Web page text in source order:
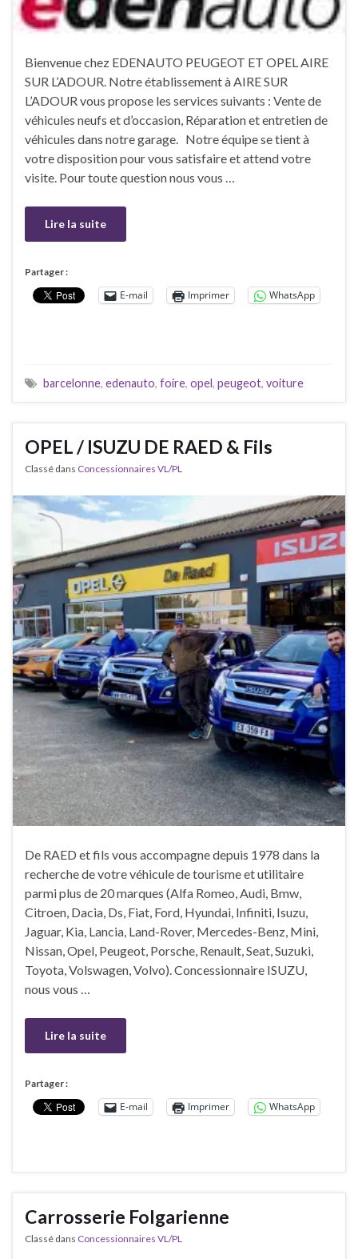
Bienvenue chez EDENAUTO PEUGEOT ET OPEL AIRE
SUR L’ADOUR. Notre établissement à AIRE SUR
L’ADOUR vous propose les services suivants : Vente de
véhicules neufs et d’occasion, Réparation et entretien de
véhicules dans notre garage. Notre équipe se tient à
votre disposition pour vous satisfaire et attend votre
visite. Pour toute question nous vous …
Lire la suite
Partager :
E-mail Imprimer WhatsApp
barcelonne, edenauto, foire, opel, peugeot, voiture
OPEL / ISUZU DE RAED & Fils
Classé dans Concessionnaires VL/PL
De RAED et fils vous accompagne depuis 1978 dans la
recherche de votre véhicule de tourisme et utilitaire
parmi plus de 20 marques (Alfa Romeo, Audi, Bmw,
Citroen, Dacia, Ds, Fiat, Ford, Hyundai, Infiniti, Isuzu,
Jaguar, Kia, Lancia, Land-Rover, Mercedes-Benz, Mini,
Nissan, Opel, Peugeot, Porsche, Renault, Seat, Suzuki,
Toyota, Volswagen, Volvo). Concessionnaire ISUZU,
nous vous …
Lire la suite
Partager :
E-mail Imprimer WhatsApp
Carrosserie Folgarienne
Classé dans Concessionnaires VL/PL